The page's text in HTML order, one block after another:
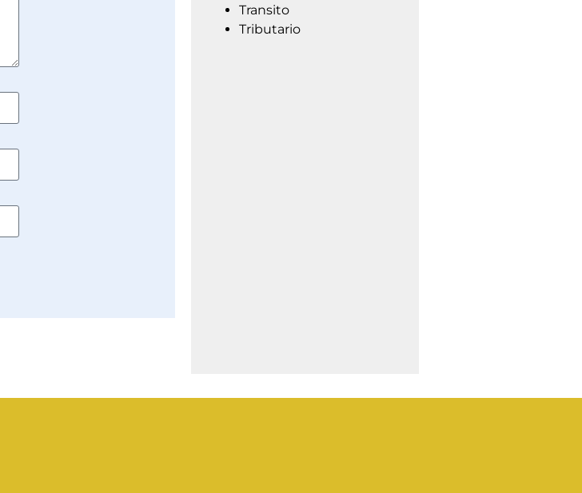
Transito
Tributario